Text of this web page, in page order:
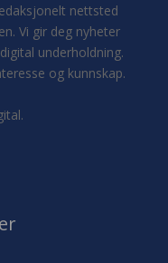
nettsted
Vi gir deg nyheter
underholdning.
og kunnskap.